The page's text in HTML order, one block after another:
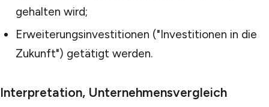
gehalten wird;
Erweiterungsinvestitionen ("Investitionen in die
Zukunft") getätigt werden.
Interpretation, Unternehmensvergleich